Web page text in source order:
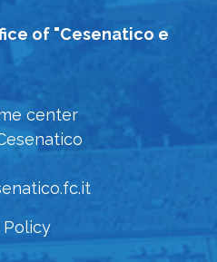
of "Cesenatico e
center
Policy